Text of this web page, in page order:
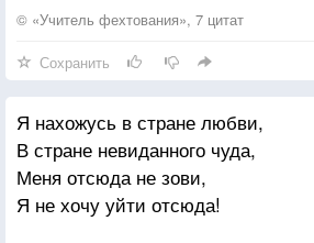
© «Учитель фехтования», 7 цитат
Сохранить
Я нахожусь в стране любви,
В стране невиданного чуда,
Меня отсюда не зови,
Я не хочу уйти отсюда!